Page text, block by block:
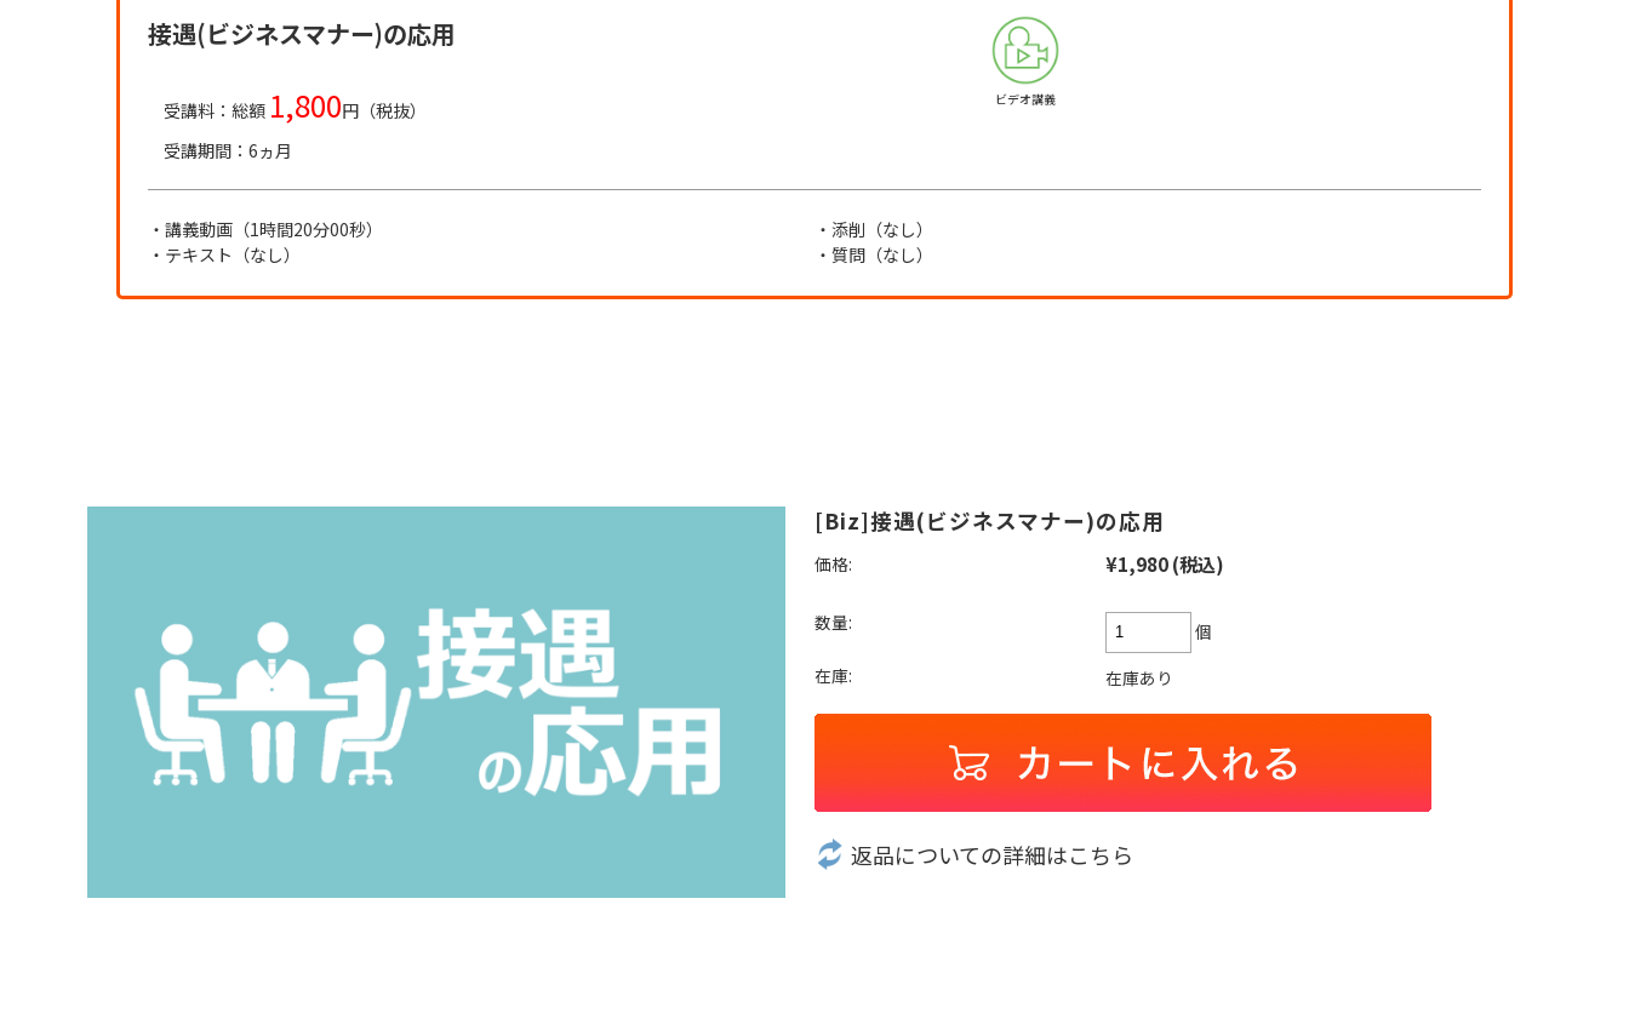
接遇(ビジネスマナー)の応用
受講料：総額 1,800円（税抜）
受講期間：6ヵ月
ビデオ講義
・講義動画（1時間20分00秒）
・添削（なし）
・テキスト（なし）
・質問（なし）
[Biz]接遇(ビジネスマナー)の応用
価格: ¥1,980(税込)
数量:
個
在庫:
在庫あり
返品についての詳細はこちら